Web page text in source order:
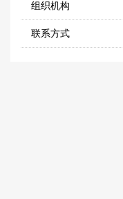
组织机构
联系方式